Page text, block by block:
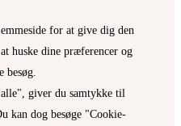
for at give dig den
huske dine præferencer og
besøg.
giver du samtykke til
kan dog besøge "Cookie-